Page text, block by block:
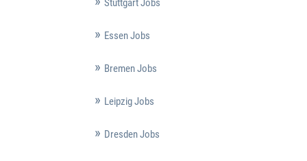
Stuttgart Jobs
Essen Jobs
Bremen Jobs
Leipzig Jobs
Dresden Jobs